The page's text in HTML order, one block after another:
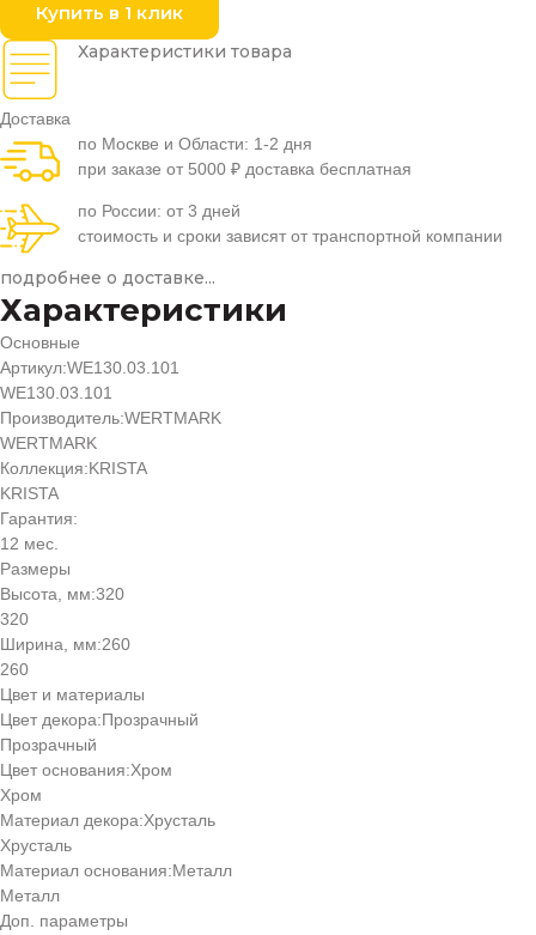
Купить в 1 клик
Характеристики товара
Доставка
по Москве и Области: 1-2 дня
при заказе от 5000 ₽ доставка бесплатная
по России: от 3 дней
стоимость и сроки зависят от транспортной компании
подробнее о доставке...
Характеристики
Основные
Артикул:WE130.03.101
WE130.03.101
Производитель:WERTMARK
WERTMARK
Коллекция:KRISTA
KRISTA
Гарантия:
12 мес.
Размеры
Высота, мм:320
320
Ширина, мм:260
260
Цвет и материалы
Цвет декора:Прозрачный
Прозрачный
Цвет основания:Хром
Хром
Материал декора:Хрусталь
Хрусталь
Материал основания:Металл
Металл
Доп. параметры